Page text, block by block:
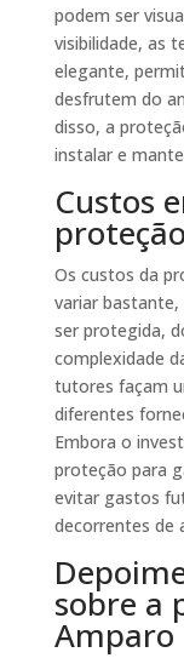
podem ser
visibilidade, as
elegante,
desfrutem do
disso, a
instalar e
Custos
Os custos da
variar
ser protegida,
complexidade
tutores façam
diferentes
Embora o
proteção para
evitar gastos
decorrentes de
sobre a
Amparo